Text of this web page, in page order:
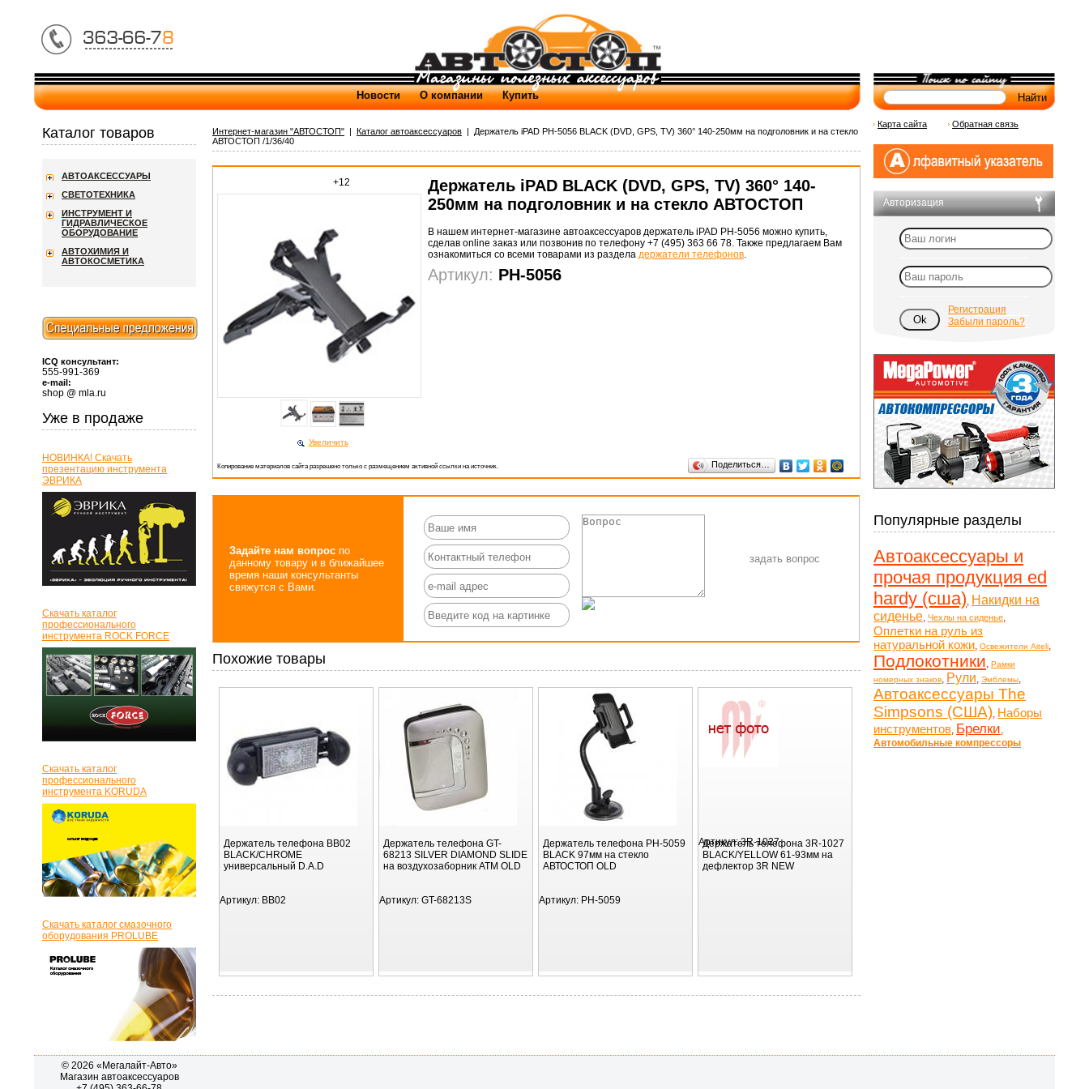
Новости О компании Купить
Интернет-магазин "АВТОСТОП" | Каталог автоаксессуаров | Держатель iPAD PH-5056 BLACK (DVD, GPS, TV) 360° 140-250мм на подголовник и на стекло
АВТОСТОП /1/36/40
+12
Увеличить
Держатель iPAD BLACK (DVD, GPS, TV) 360° 140-
250мм на подголовник и на стекло АВТОСТОП
В нашем интернет-магазине автоаксессуаров держатель iPAD PH-5056 можно купить,
сделав online заказ или позвонив по телефону +7 (495) 363 66 78. Также предлагаем Вам
ознакомиться со всеми товарами из раздела держатели телефонов.
Артикул: PH-5056
Копирование материалов сайта разрешено только с размещением активной ссылки на источник. Поделиться…
Задайте нам вопрос по
данному товару и в ближайшее
время наши консультанты
свяжутся с Вами.
Похожие товары
Держатель телефона BB02
BLACK/CHROME
универсальный D.A.D
Артикул: BB02
Держатель телефона GT-
68213 SILVER DIAMOND SLIDE
на воздухозаборник АТМ OLD
Артикул: GT-68213S
Держатель телефона PH-5059
BLACK 97мм на cтекло
АВТОСТОП OLD
Артикул: PH-5059
Держатель телефона 3R-1027
BLACK/YELLOW 61-93мм на
дефлектор 3R NEW
Артикул:3R-1027
Каталог товаров
АВТОАКСЕССУАРЫ
СВЕТОТЕХНИКА
ИНСТРУМЕНТ И
ГИДРАВЛИЧЕСКОЕ
ОБОРУДОВАНИЕ
АВТОХИМИЯ И
АВТОКОСМЕТИКА
ICQ консультант:
555-991-369
e-mail:
shop @ mla.ru
Уже в продаже
НОВИНКА! Скачать
презентацию инструмента
ЭВРИКА
Скачать каталог
профессионального
инструмента ROCK FORCE
Скачать каталог
профессионального
инструмента KORUDA
Скачать каталог смазочного
оборудования PROLUBE
Карта сайта Обратная связь
Авторизация
Регистрация
Забыли пароль?
Популярные разделы
Автоаксессуары и
прочая продукция ed
hardy (сша), Накидки на
сиденье, Чехлы на сиденье,
Оплетки на руль из
натуральной кожи, Освежители Aiteli,
Подлокотники, Рамки
номерных знаков, Рули, Эмблемы,
Автоаксессуары The
Simpsons (США), Наборы
инструментов, Брелки,
Автомобильные компрессоры
© 2026 «Мегалайт-Авто»
Магазин автоаксессуаров